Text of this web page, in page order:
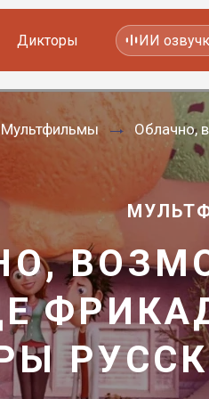
Фильмов и сериалов
Мультфильмов
Видеорекламы
Дикторы ИИ
Мультфильмы Облачно,